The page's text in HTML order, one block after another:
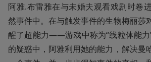
阿雅.布雷雅在与未婚夫观看戏剧时卷
然事件中。在与触发事件的生物梅丽莎
醒了超能力——游戏中称为“线粒体能力
的疑惑中，阿雅利用她的能力，解决曼